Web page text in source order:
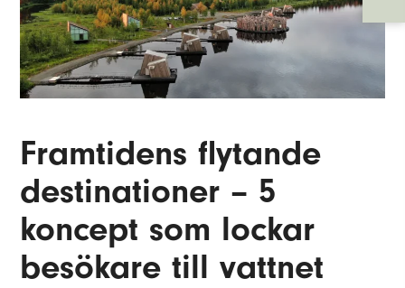
Framtidens flytande
destinationer – 5
koncept som lockar
besökare till vattnet